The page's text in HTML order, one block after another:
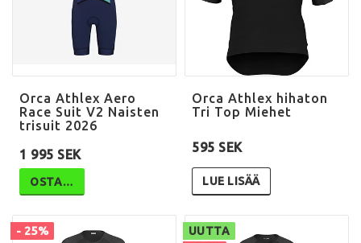
Orca Athlex Aero
Race Suit V2 Naisten
trisuit 2026
1 995 SEK
OSTA…
Orca Athlex hihaton
Tri Top Miehet
595 SEK
LUE LISÄÄ
- 25%
UUTTA